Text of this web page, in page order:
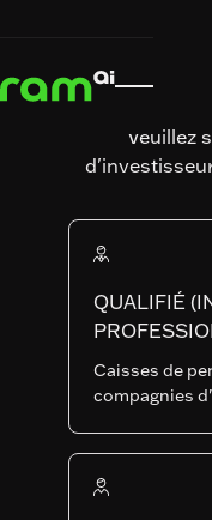
Veuillez
QUALIFIÉ
Caisses de
compagnies
FUND
AUM du fonds
128'957'862.3